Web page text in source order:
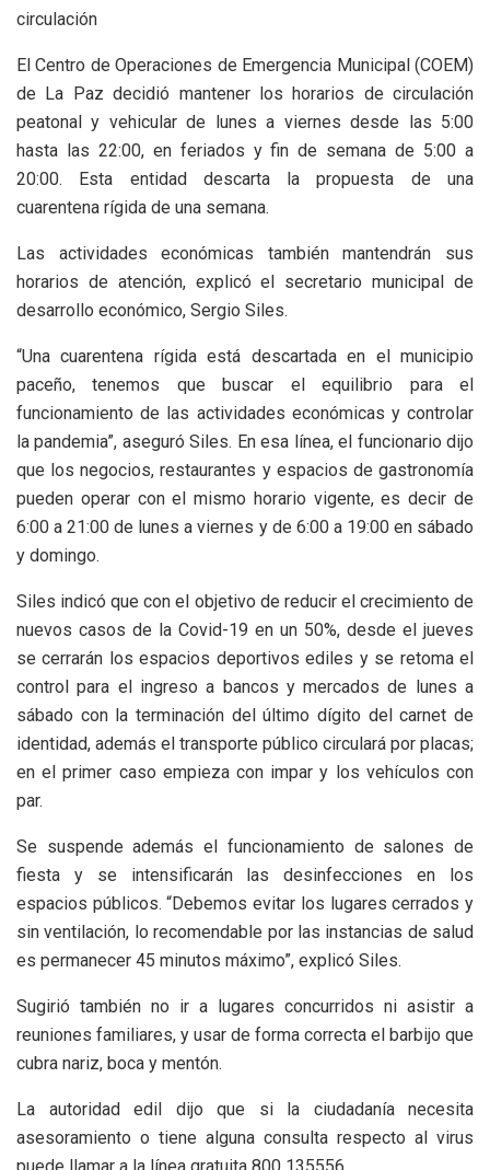
circulación
El Centro de Operaciones de Emergencia Municipal (COEM)
de La Paz decidió mantener los horarios de circulación
peatonal y vehicular de lunes a viernes desde las 5:00
hasta las 22:00, en feriados y fin de semana de 5:00 a
20:00. Esta entidad descarta la propuesta de una
cuarentena rígida de una semana.
Las actividades económicas también mantendrán sus
horarios de atención, explicó el secretario municipal de
desarrollo económico, Sergio Siles.
“Una cuarentena rígida está descartada en el municipio
paceño, tenemos que buscar el equilibrio para el
funcionamiento de las actividades económicas y controlar
la pandemia”, aseguró Siles. En esa línea, el funcionario dijo
que los negocios, restaurantes y espacios de gastronomía
pueden operar con el mismo horario vigente, es decir de
6:00 a 21:00 de lunes a viernes y de 6:00 a 19:00 en sábado
y domingo.
Siles indicó que con el objetivo de reducir el crecimiento de
nuevos casos de la Covid-19 en un 50%, desde el jueves
se cerrarán los espacios deportivos ediles y se retoma el
control para el ingreso a bancos y mercados de lunes a
sábado con la terminación del último dígito del carnet de
identidad, además el transporte público circulará por placas;
en el primer caso empieza con impar y los vehículos con
par.
Se suspende además el funcionamiento de salones de
fiesta y se intensificarán las desinfecciones en los
espacios públicos. “Debemos evitar los lugares cerrados y
sin ventilación, lo recomendable por las instancias de salud
es permanecer 45 minutos máximo”, explicó Siles.
Sugirió también no ir a lugares concurridos ni asistir a
reuniones familiares, y usar de forma correcta el barbijo que
cubra nariz, boca y mentón.
La autoridad edil dijo que si la ciudadanía necesita
asesoramiento o tiene alguna consulta respecto al virus